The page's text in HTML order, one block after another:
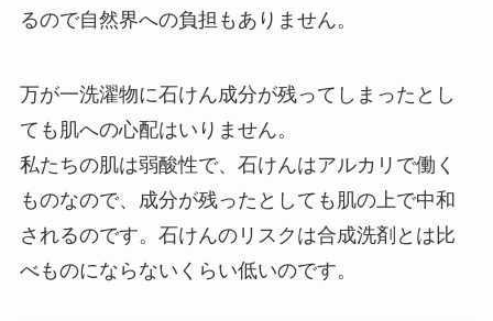
るので自然界への負担もありません。
万が一洗濯物に石けん成分が残ってしまったとし
ても肌への心配はいりません。
私たちの肌は弱酸性で、石けんはアルカリで働く
ものなので、成分が残ったとしても肌の上で中和
されるのです。石けんのリスクは合成洗剤とは比
べものにならないくらい低いのです。